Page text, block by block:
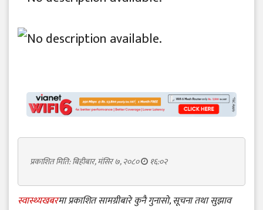
प्रकाशित मिति: बिहीबार, मंसिर ७, २०८० १६:०२
स्वास्थ्यखबरमा प्रकाशित सामग्रीबारे कुनै गुनासो, सूचना तथा सुझाव